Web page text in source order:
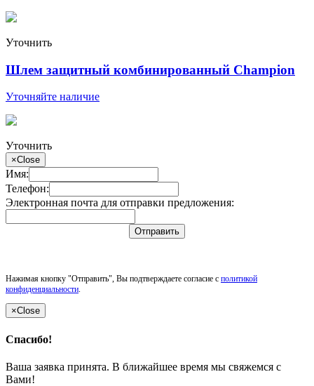
Уточнить
Шлем защитный комбинированный Champion
Уточняйте наличие
Уточнить
×Close
Имя:
Телефон:
Электронная почта для отправки предложения:
Отправить
Нажимая кнопку "Отправить", Вы подтверждаете согласие с политикой
конфиденциальности.
×Close
Спасибо!
Ваша заявка принята. В ближайшее время мы свяжемся с
Вами!